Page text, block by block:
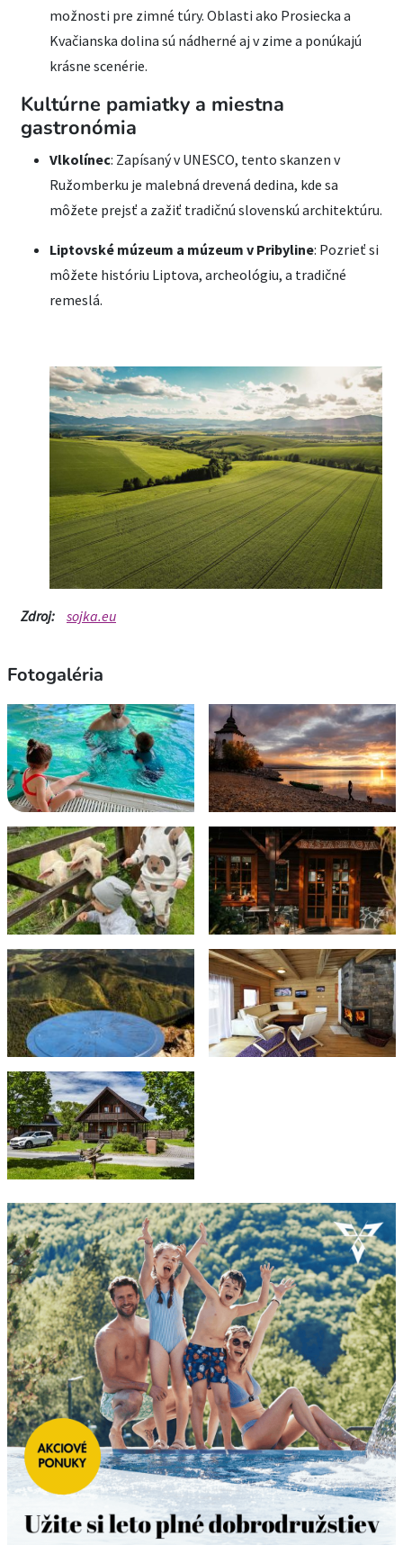
možnosti pre zimné túry. Oblasti ako Prosiecka a
Kvačianska dolina sú nádherné aj v zime a ponúkajú
krásne scenérie.
Kultúrne pamiatky a miestna
gastronómia
Vlkolínec: Zapísaný v UNESCO, tento skanzen v
Ružomberku je malebná drevená dedina, kde sa
môžete prejsť a zažiť tradičnú slovenskú architektúru.
Liptovské múzeum a múzeum v Pribyline: Pozrieť si
môžete históriu Liptova, archeológiu, a tradičné
remeslá.
Zdroj: sojka.eu
Fotogaléria